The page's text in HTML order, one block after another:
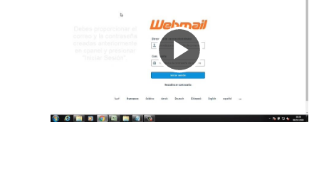
Reproducir
Vídeo